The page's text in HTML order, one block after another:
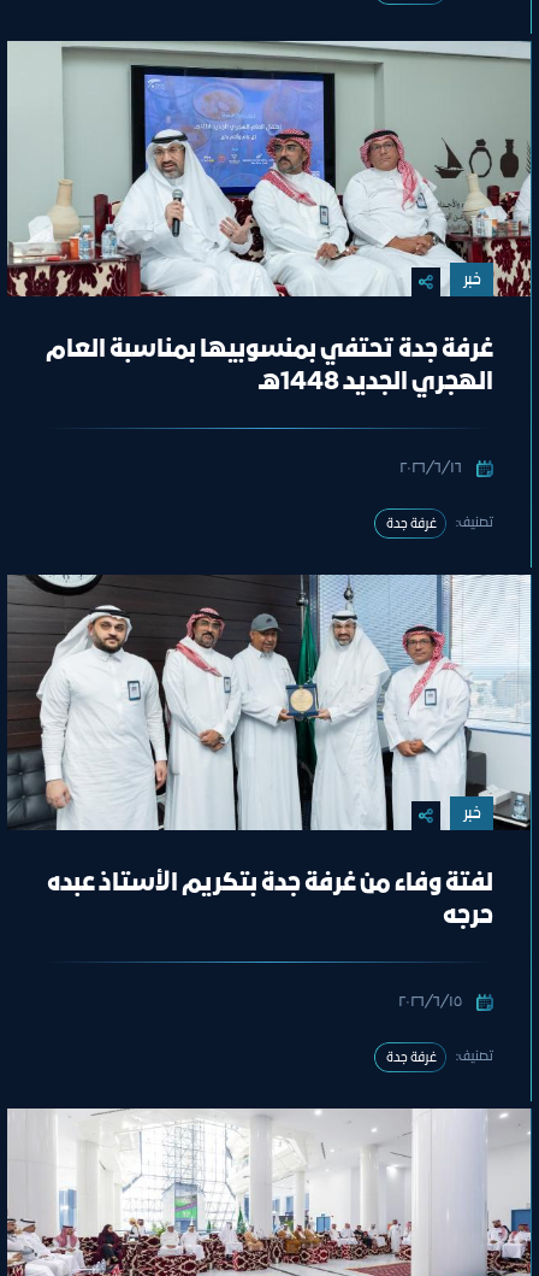
خبر
غرفة جدة تحتفي بمنسوبيها بمناسبة العام
الهجري الجديد 1448هـ
١٦‏/٦‏/٢٠٢٦
تصنيف: غرفة جدة
خبر
لفتة وفاء من غرفة جدة بتكريم الأستاذ عبده
حرجه
١٥‏/٦‏/٢٠٢٦
تصنيف: غرفة جدة